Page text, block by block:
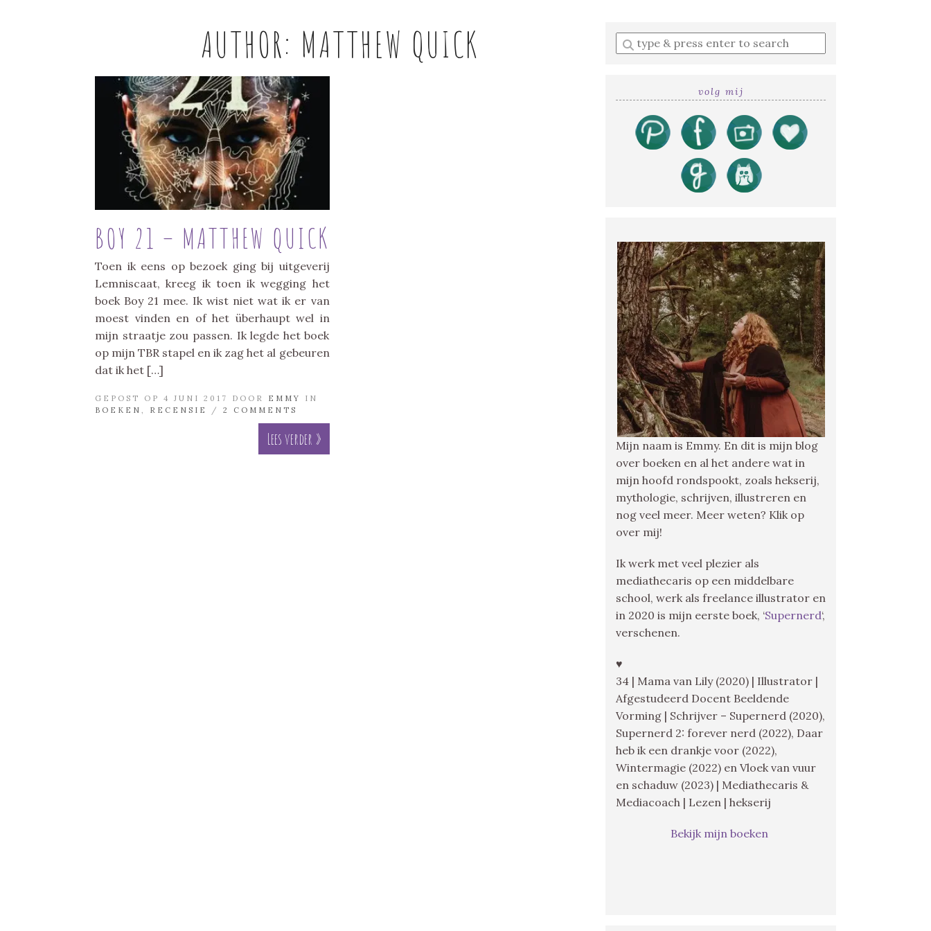
AUTHOR: MATTHEW QUICK
BOY 21 – MATTHEW QUICK
Toen ik eens op bezoek ging bij uitgeverij
Lemniscaat, kreeg ik toen ik wegging het
boek Boy 21 mee. Ik wist niet wat ik er van
moest vinden en of het überhaupt wel in
mijn straatje zou passen. Ik legde het boek
op mijn TBR stapel en ik zag het al gebeuren
dat ik het […]
GEPOST OP 4 JUNI 2017 DOOR EMMY
IN
BOEKEN , RECENSIE / 2 COMMENTS
Lees verder »
Enter
a
volg mij
Mijn naam is Emmy. En dit is mijn blog
over boeken en al het andere wat in
mijn hoofd rondspookt, zoals hekserij,
mythologie, schrijven, illustreren en
nog veel meer. Meer weten? Klik op
over mij!
Ik werk met veel plezier als
mediathecaris op een middelbare
school, werk als freelance illustrator en
in 2020 is mijn eerste boek, ‘Supernerd‘,
verschenen.
♥
34 | Mama van Lily (2020) | Illustrator |
Afgestudeerd Docent Beeldende
Vorming | Schrijver – Supernerd (2020),
Supernerd 2: forever nerd (2022), Daar
heb ik een drankje voor (2022),
Wintermagie (2022) en Vloek van vuur
en schaduw (2023) | Mediathecaris &
Mediacoach | Lezen | hekserij
Bekijk mijn boeken